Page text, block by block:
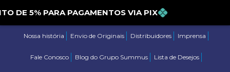
DE 5% PARA PAGAMENTOS VIA PIX
Nossa história Envio de Originais Distribuidores Imprensa
Fale Conosco Blog do Grupo Summus Lista de Desejos